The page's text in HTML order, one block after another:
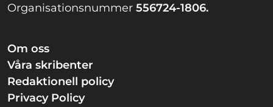
Organisationsnummer 556724-1806.
Om oss
Våra skribenter
Redaktionell policy
Privacy Policy